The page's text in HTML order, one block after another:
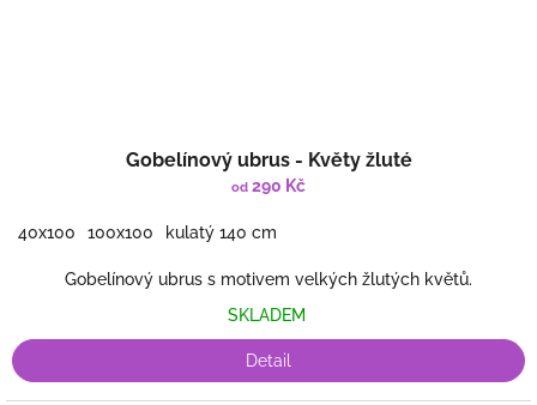
Gobelínový ubrus - Květy žluté
od 290 Kč
40x100 100x100 kulatý 140 cm
Gobelínový ubrus s motivem velkých žlutých květů.
SKLADEM
Detail